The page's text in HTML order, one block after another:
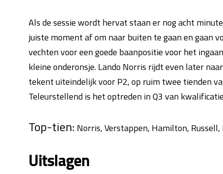
Als de sessie wordt hervat staan er nog acht
juiste moment af om naar buiten te gaan en gaan
vechten voor een goede baanpositie voor het
kleine onderonsje. Lando Norris rijdt even later
tekent uiteindelijk voor P2, op ruim twee tienden
Teleurstellend is het optreden in Q3 van
Top-tien: Norris, Verstappen, Hamilton,
Uitslagen